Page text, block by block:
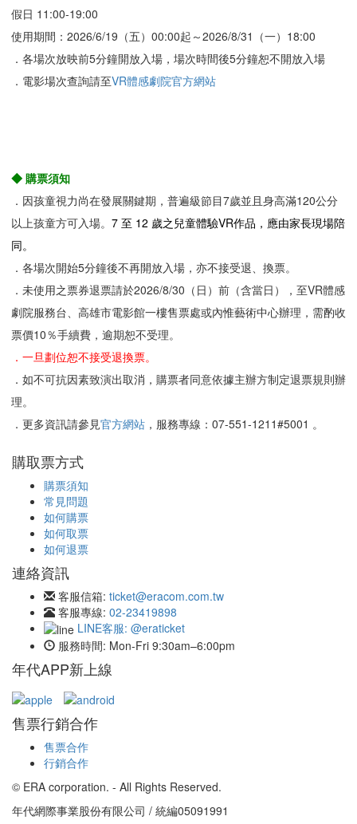
假日 11:00-19:00
使用期間：2026/6/19（五）00:00起～2026/8/31（一）18:00
．各場次放映前5分鐘開放入場，場次時間後5分鐘恕不開放入場
．電影場次查詢請至VR體感劇院官方網站
◆ 購票須知
．因孩童視力尚在發展關鍵期，普遍級節目7歲並且身高滿120公分
以上孩童方可入場。 7 至 12 歲之兒童體驗VR作品，應由家長現場陪
同。
．各場次開始5分鐘後不再開放入場，亦不接受退、換票。
．未使用之票券退票請於2026/8/30（日）前（含當日），至VR體感
劇院服務台、高雄市電影館一樓售票處或內惟藝術中心辦理，需酌收
票價10％手續費，逾期恕不受理。
．一旦劃位恕不接受退換票。
．如不可抗因素致演出取消，購票者同意依據主辦方制定退票規則辦
理。
．更多資訊請參見官方網站 ，服務專線：07-551-1211#5001 。
購取票方式
購票須知
常見問題
如何購票
如何取票
如何退票
連絡資訊
客服信箱: ticket@eracom.com.tw
客服專線: 02-23419898
LINE客服: @eraticket
服務時間: Mon-Fri 9:30am–6:00pm
年代APP新上線
售票行銷合作
售票合作
行銷合作
© ERA corporation. - All Rights Reserved.
年代網際事業股份有限公司 / 統編05091991